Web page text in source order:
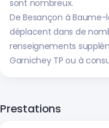
sont nombreux.
De Besançon à
déplacent dans de
renseignements
Garnichey TP ou à
Prestations